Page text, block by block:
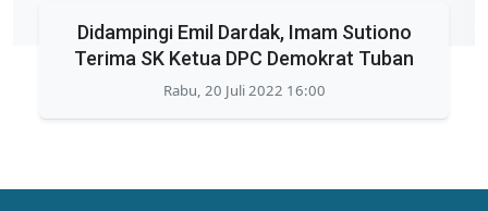
Didampingi Emil Dardak, Imam Sutiono
Terima SK Ketua DPC Demokrat Tuban
Rabu, 20 Juli 2022 16:00